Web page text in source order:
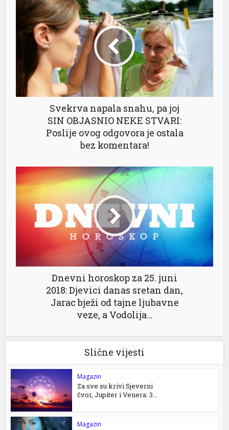
Svekrva napala snahu, pa joj
SIN OBJASNIO NEKE STVARI:
Poslije ovog odgovora je ostala
bez komentara!
Dnevni horoskop za 25. juni
2018: Djevici danas sretan dan,
Jarac bježi od tajne ljubavne
veze, a Vodolija…
Slične vijesti
Magazin
Za sve su krivi Sjeverni
čvor, Jupiter i Venera: 3...
Magazin